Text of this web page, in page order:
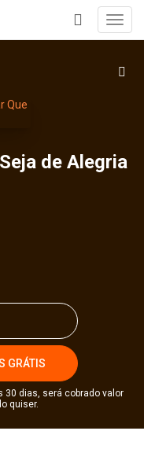
+
de Alegria
GRÁTIS
30 dias, será cobrado valor
quiser.